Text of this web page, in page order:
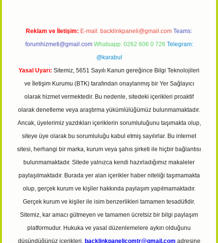
Reklam ve İletişim: E-mail: backlinkpaneli@gmail.com Teams:
forumhizmeti@gmail.com Whatsapp: 0262 606 0 726 Telegram:
@karabul
Yasal Uyarı: Sitemiz, 5651 Sayılı Kanun gereğince Bilgi Teknolojileri
ve İletişim Kurumu (BTK) tarafından onaylanmış bir Yer Sağlayıcı
olarak hizmet vermektedir. Bu nedenle, sitedeki içerikleri proaktif
olarak denetleme veya araştırma yükümlülüğümüz bulunmamaktadır.
Ancak, üyelerimiz yazdıkları içeriklerin sorumluluğunu taşımakta olup,
siteye üye olarak bu sorumluluğu kabul etmiş sayılırlar. Bu internet
sitesi, herhangi bir marka, kurum veya şahıs şirketi ile hiçbir bağlantısı
bulunmamaktadır. Sitede yalnızca kendi hazırladığımız makaleler
paylaşılmaktadır. Burada yer alan içerikler haber niteliği taşımamakta
olup, gerçek kurum ve kişiler hakkında paylaşım yapılmamaktadır.
Gerçek kurum ve kişiler ile isim benzerlikleri tamamen tesadüfidir.
Sitemiz, kar amacı gütmeyen ve tamamen ücretsiz bir bilgi paylaşım
platformudur. Hukuka ve yasal düzenlemelere aykırı olduğunu
düşündüğünüz içerikleri, backlinkpanelicomtr@gmail.com adresine